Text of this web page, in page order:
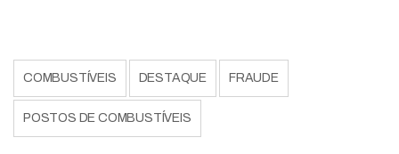
COMBUSTÍVEIS DESTAQUE FRAUDE
POSTOS DE COMBUSTÍVEIS